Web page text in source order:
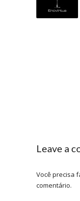
Leave a
Você precisa
comentário.